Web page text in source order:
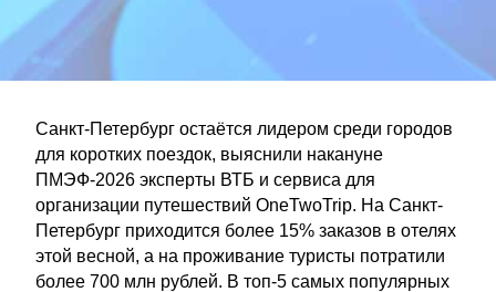
Санкт-Петербург остаётся лидером среди городов
для коротких поездок, выяснили накануне
ПМЭФ-2026 эксперты ВТБ и сервиса для
организации путешествий OneTwoTrip. На Санкт-
Петербург приходится более 15% заказов в отелях
этой весной, а на проживание туристы потратили
более 700 млн рублей. В топ-5 самых популярных
Правила »
Контакт»